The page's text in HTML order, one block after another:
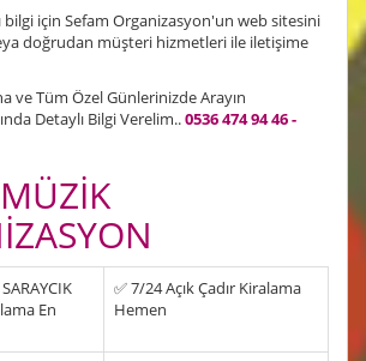
bilgi için Sefam Organizasyon'un web sitesini
doğrudan müşteri hizmetleri ile iletişime
ve Tüm Özel Günlerinizde Arayın
Detaylı Bilgi Verelim..0536 474 94 46 -
En
✅ 7/24 Açık Çadır Kiralama
Hemen